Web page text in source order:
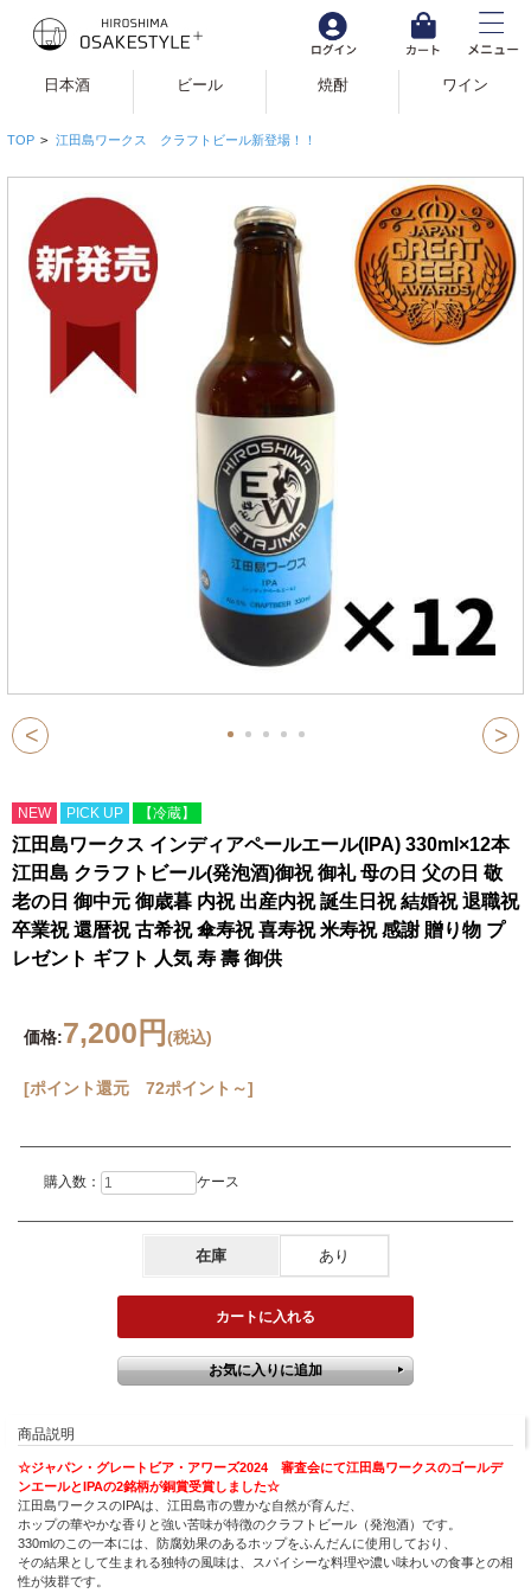
日本酒 ビール 焼酎 ワイン
TOP > 江田島ワークス クラフトビール新登場！！
< >
NEW PICK UP 【冷蔵】
江田島ワークス インディアペールエール(IPA) 330ml×12本
江田島 クラフトビール(発泡酒)御祝 御礼 母の日 父の日 敬
老の日 御中元 御歳暮 内祝 出産内祝 誕生日祝 結婚祝 退職祝
卒業祝 還暦祝 古希祝 傘寿祝 喜寿祝 米寿祝 感謝 贈り物 プ
レゼント ギフト 人気 寿 壽 御供
価格:7,200円 (税込)
[ポイント還元 72ポイント～]
購入数： ケース
在庫 あり
商品説明
☆ジャパン・グレートビア・アワーズ2024 審査会にて江田島ワークスのゴールデ
ンエールとIPAの2銘柄が銅賞受賞しました☆
江田島ワークスのIPAは、江田島市の豊かな自然が育んだ、
ホップの華やかな香りと強い苦味が特徴のクラフトビール（発泡酒）です。
330mlのこの一本には、防腐効果のあるホップをふんだんに使用しており、
その結果として生まれる独特の風味は、スパイシーな料理や濃い味わいの食事との相
性が抜群です。